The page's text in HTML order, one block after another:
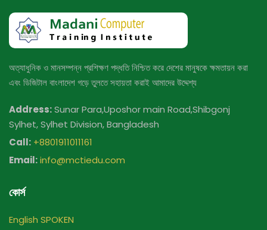
অত্যাধুনিক ও মানসম্পন্ন প্রশিক্ষণ পদ্ধতি নিশ্চিত করে দেশের মানুষকে ক্ষমতায়ন করা
এবং ডিজিটাল বাংলাদেশ গড়ে তুলতে সহায়তা করাই আমাদের উদ্দেশ্য
Address:Sunar Para,Uposhor main Road,Shibgonj
Sylhet, Sylhet Division, Bangladesh
Call: +8801911011161
Email:info@mctiedu.com
কোর্স
English SPOKEN